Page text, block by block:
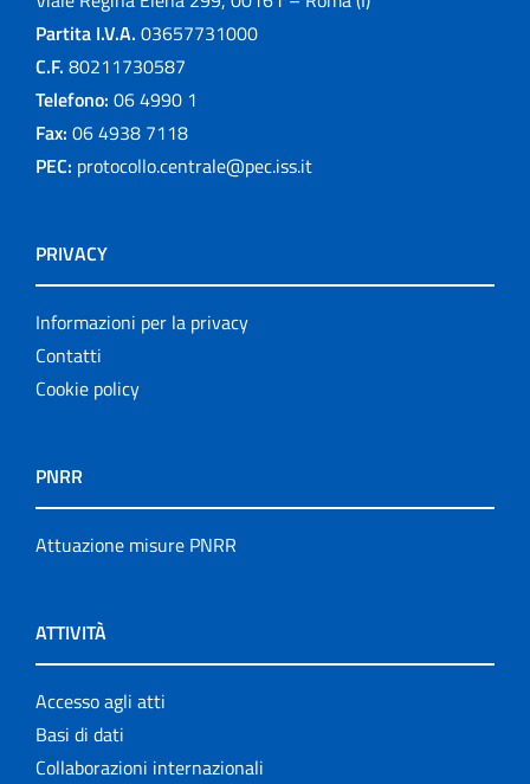
Partita I.V.A. 03657731000
C.F. 80211730587
Telefono: 06 4990 1
Fax: 06 4938 7118
PEC: protocollo.centrale@pec.iss.it
PRIVACY
Informazioni per la privacy
Contatti
Cookie policy
PNRR
Attuazione misure PNRR
ATTIVITÀ
Accesso agli atti
Basi di dati
Collaborazioni internazionali